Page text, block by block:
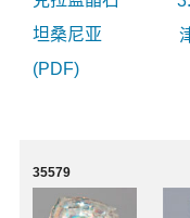
坦桑尼亚
(PDF)
35579